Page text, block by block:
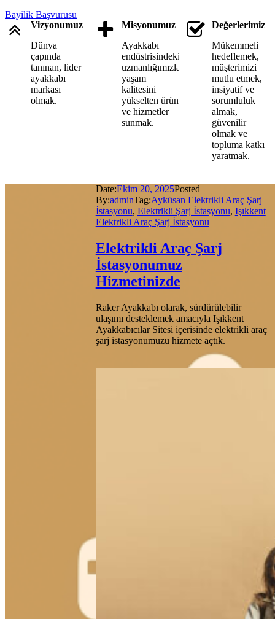
Bayilik Başvurusu
Vizyonumuz
Dünya
çapında
tanınan, lider
ayakkabı
markası
olmak.
Misyonumuz
Ayakkabı
endüstrisindeki
uzmanlığımızla,
yaşam
kalitesini
yükselten ürün
ve hizmetler
sunmak.
Değerlerimiz
Mükemmeli
hedeflemek,
müşterimizi
mutlu etmek,
insiyatif ve
sorumluluk
almak,
güvenilir
olmak ve
topluma katkı
yaratmak.
Date:Ekim 20, 2025Posted
By:adminTag:Ayküsan Elektrikli Araç Şarj
İstasyonu, Elektrikli Şarj İstasyonu, Işıkkent
Elektrikli Araç Şarj İstasyonu
Elektrikli Araç Şarj
İstasyonumuz
Hizmetinizde
Raker Ayakkabı olarak, sürdürülebilir
ulaşımı desteklemek amacıyla Işıkkent
Ayakkabıcılar Sitesi içerisinde elektrikli araç
şarj istasyonumuzu hizmete açtık.